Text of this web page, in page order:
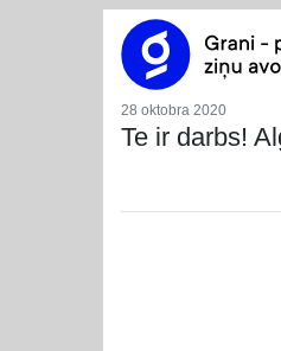
28 oktobra 2020
Te ir darbs!